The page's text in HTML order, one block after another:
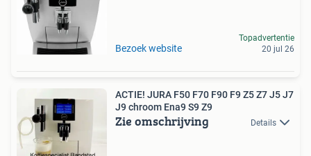
Bezoek website
Topadvertentie
20 jul 26
ACTIE! JURA F50 F70 F90 F9 Z5 Z7 J5 J7
J9 chroom Ena9 S9 Z9
Zie omschrijving Details